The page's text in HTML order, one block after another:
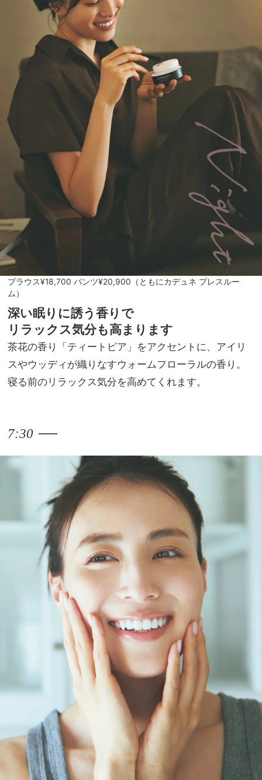
ブラウス¥18,700 パンツ¥20,900（ともにカデュネ プレスルー
ム）
深い眠りに誘う香りで
リラックス気分も高まります
茶花の香り「ティートピア」をアクセントに、アイリ
スやウッディが織りなすウォームフローラルの香り。
寝る前のリラックス気分を高めてくれます。
7:30 ──